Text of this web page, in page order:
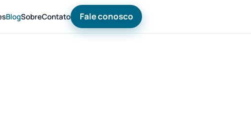
BlogSobreContato Fale conosco